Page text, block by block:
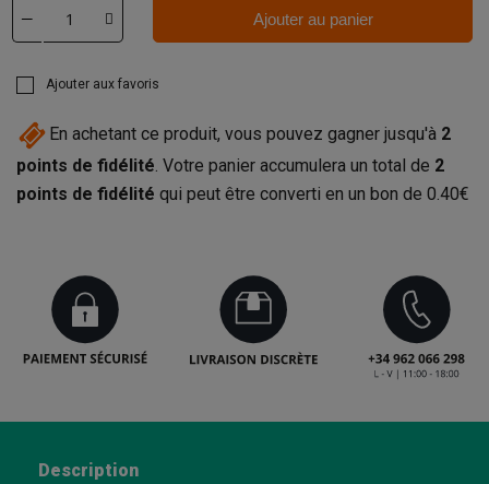
Ajouter au panier
Ajouter aux favoris
En achetant ce produit, vous pouvez gagner jusqu'à 2
points de fidélité. Votre panier accumulera un total de 2
points de fidélité qui peut être converti en un bon de 0.40€
Description